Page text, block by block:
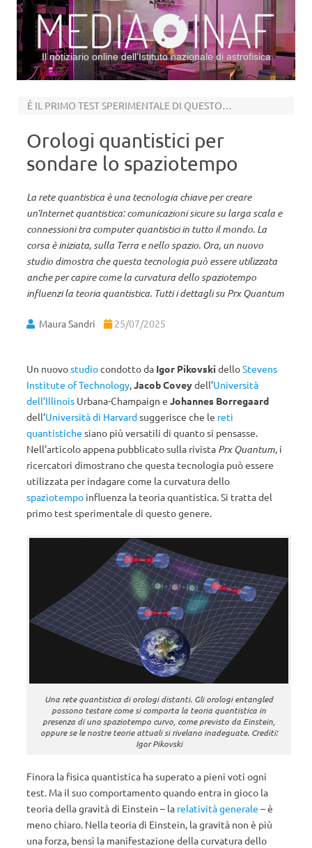
Il notiziario online dell’Istituto nazionale di astrofisica
È IL PRIMO TEST SPERIMENTALE DI QUESTO GENERE
Orologi quantistici per
sondare lo spaziotempo
La rete quantistica è una tecnologia chiave per creare
un’Internet quantistica: comunicazioni sicure su larga scala e
connessioni tra computer quantistici in tutto il mondo. La
corsa è iniziata, sulla Terra e nello spazio. Ora, un nuovo
studio dimostra che questa tecnologia può essere utilizzata
anche per capire come la curvatura dello spaziotempo
influenzi la teoria quantistica. Tutti i dettagli su Prx Quantum
Maura Sandri 25/07/2025
Un nuovostudiocondotto da Igor Pikovski delloStevens
Institute of Technology,Jacob Coveydell’Università
dell’Illinois Urbana-Champaign e Johannes Borregaard
dell’Università di Harvardsuggerisce che le reti
quantistiche siano più versatili di quanto si pensasse.
Nell’articolo appena pubblicato sulla rivista Prx Quantum, i
ricercatori dimostrano che questa tecnologia può essere
utilizzata per indagare come la curvatura dello
spaziotempo influenza la teoria quantistica. Si tratta del
primo test sperimentale di questo genere.
Una rete quantistica di orologi distanti. Gli orologi entangled
possono testare come si comporta la teoria quantistica in
presenza di uno spaziotempo curvo, come previsto da Einstein,
oppure se le nostre teorie attuali si rivelano inadeguate. Crediti:
Igor Pikovski
Finora la fisica quantistica ha superato a pieni voti ogni
test. Ma il suo comportamento quando entra in gioco la
teoria della gravità di Einstein – la relatività generale – è
meno chiaro. Nella teoria di Einstein, la gravità non è più
una forza, bensì la manifestazione della curvatura dello